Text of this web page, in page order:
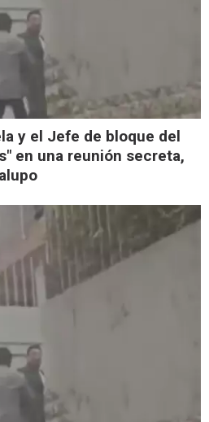
y el Jefe de bloque del
en una reunión secreta,